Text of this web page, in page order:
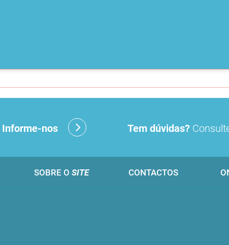
Informe-nos Tem dúvidas?
SOBRE O SITE CONTACTOS